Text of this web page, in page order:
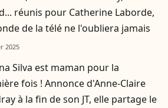
réunis pour Catherine Laborde,
de la télé ne l'oubliera jamais
2025
Silva est maman pour la
fois ! Annonce d'Anne-Claire
à la fin de son JT, elle partage le